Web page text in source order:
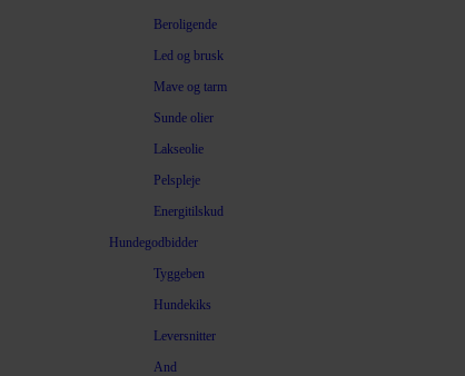
Beroligende
Led og brusk
Mave og tarm
Sunde olier
Lakseolie
Pelspleje
Energitilskud
Hundegodbidder
Tyggeben
Hundekiks
Leversnitter
And